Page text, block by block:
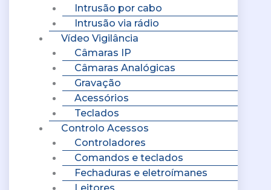
Intrusão por cabo
Intrusão via rádio
Vídeo Vigilância
Câmaras IP
Câmaras Analógicas
Gravação
Acessórios
Teclados
Controlo Acessos
Controladores
Comandos e teclados
Fechaduras e eletroímanes